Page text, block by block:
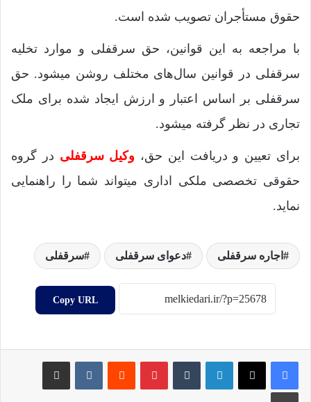
حقوق مستأجران تصویب شده است.
با مراجعه به این قوانین، حق سرقفلی و موارد تخلیه
سرقفلی در قوانین سال‌های مختلف روشن می­شود. حق
سرقفلی بر اساس اعتبار و ارزش ایجاد شده برای ملک
تجاری در نظر گرفته میشود.
برای تعیین و دریافت این حق، وکیل سرقفلی در گروه
حقوقی تخصصی ملکی اداری میتواند شما را راهنمایی
نماید.
اجاره سرقفلی دعوای سرقفلی سرقفلی
Copy URL